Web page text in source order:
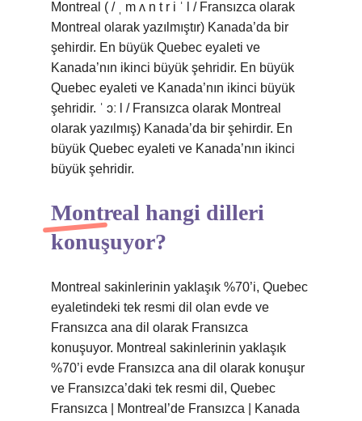
Montreal ( / ˌ m ʌ n t r i ˈ l / Fransızca olarak
Montreal olarak yazılmıştır) Kanada’da bir
şehirdir. En büyük Quebec eyaleti ve
Kanada’nın ikinci büyük şehridir. En büyük
Quebec eyaleti ve Kanada’nın ikinci büyük
şehridir. ˈ ɔː l / Fransızca olarak Montreal
olarak yazılmış) Kanada’da bir şehirdir. En
büyük Quebec eyaleti ve Kanada’nın ikinci
büyük şehridir.
Montreal hangi dilleri
konuşuyor?
Montreal sakinlerinin yaklaşık %70’i, Quebec
eyaletindeki tek resmi dil olan evde ve
Fransızca ana dil olarak Fransızca
konuşuyor. Montreal sakinlerinin yaklaşık
%70’i evde Fransızca ana dil olarak konuşur
ve Fransızca’daki tek resmi dil, Quebec
Fransızca | Montreal’de Fransızca | Kanada